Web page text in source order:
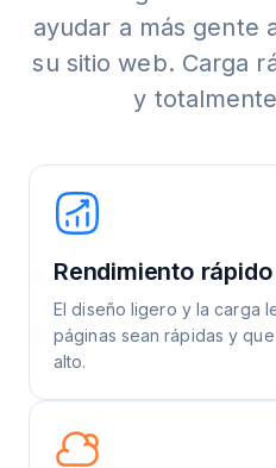
ayudar a más gente
su sitio web. Carga
y
Rendimiento rápido
El diseño ligero y la carga
páginas sean rápidas y
alto.